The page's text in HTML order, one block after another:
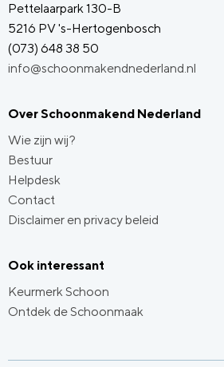
Pettelaarpark 130-B
5216 PV 's-Hertogenbosch
(073) 648 38 50
info@schoonmakendnederland.nl
Over Schoonmakend Nederland
Wie zijn wij?
Bestuur
Helpdesk
Contact
Disclaimer en privacy beleid
Ook interessant
Keurmerk Schoon
Ontdek de Schoonmaak